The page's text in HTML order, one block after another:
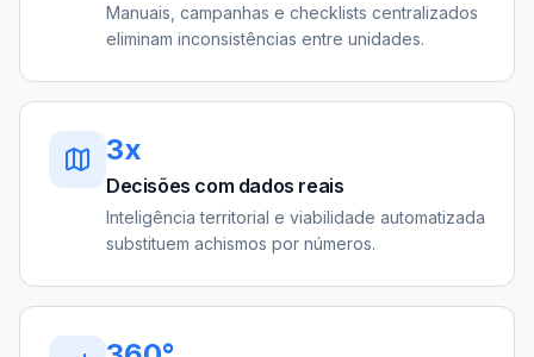
Manuais, campanhas e checklists centralizados
eliminam inconsistências entre unidades.
3x
Decisões com dados reais
Inteligência territorial e viabilidade automatizada
substituem achismos por números.